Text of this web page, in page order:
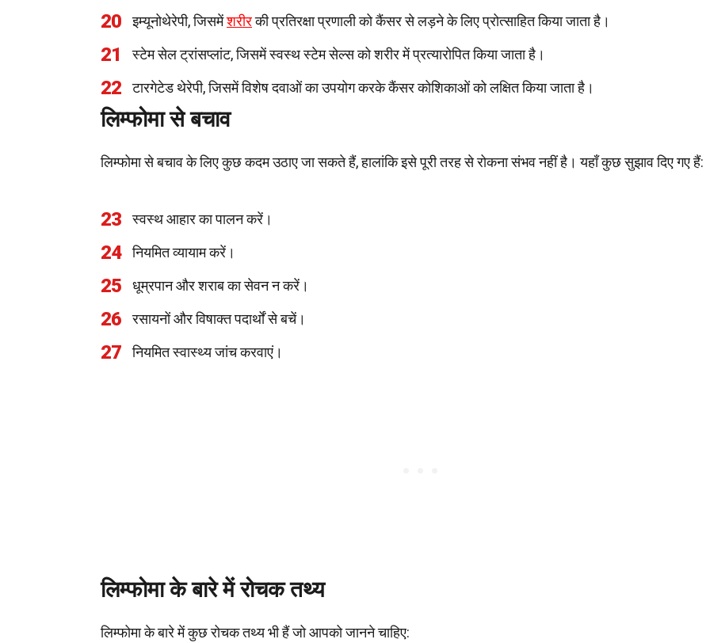
20 इम्यूनोथेरेपी, जिसमेंशरीरकी प्रतिरक्षा प्रणाली को कैंसर से लड़ने के लिए प्रोत्साहित किया जाता है।
21 स्टेम सेल ट्रांसप्लांट, जिसमें स्वस्थ स्टेम सेल्स को शरीर में प्रत्यारोपित किया जाता है।
22 टारगेटेड थेरेपी, जिसमें विशेष दवाओं का उपयोग करके कैंसर कोशिकाओं को लक्षित किया जाता है।
लिम्फोमा से बचाव
लिम्फोमा से बचाव के लिए कुछ कदम उठाए जा सकते हैं, हालांकि इसे पूरी तरह से रोकना संभव नहीं है। यहाँ कुछ सुझाव दिए गए हैं:
23 स्वस्थ आहार का पालन करें।
24 नियमित व्यायाम करें।
25 धूम्रपान और शराब का सेवन न करें।
26 रसायनों और विषाक्त पदार्थों से बचें।
27 नियमित स्वास्थ्य जांच करवाएं।
लिम्फोमा के बारे में रोचक तथ्य
लिम्फोमा के बारे में कुछ रोचक तथ्य भी हैं जो आपको जानने चाहिए: